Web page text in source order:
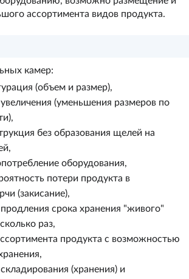
ассортимента видов продукта.
камер:
(объем и размер),
(уменьшения размеров по
без образования щелей на
оборудования,
потери продукта в
(закисание),
срока хранения "живого"
раз,
продукта с возможностью
(хранения) и